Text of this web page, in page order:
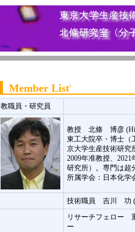
Member List†
教職員・研究員
教授 北條 博彦
東工大院卒・博士（
京大学生産技術研究
2009年准教授、
研究所）。専門は超
所属学会：日本化学
技術職員 吉川 功
リサーチフェロー
ー